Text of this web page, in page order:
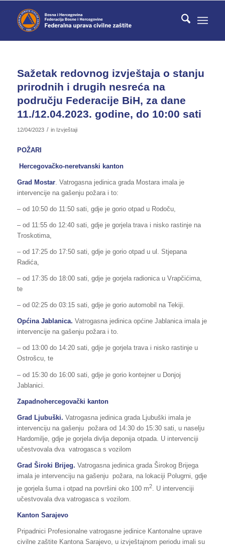
Sažetak redovnog izvještaja o stanju
prirodnih i drugih nesreća na
području Federacije BiH, za dane
11./12.04.2023. godine, do 10:00 sati
12/04/2023 / in Izvještaji
POŽARI
Hercegovačko-neretvanski kanton
Grad Mostar. Vatrogasna jedinica grada Mostara imala je
intervencije na gašenju požara i to:
– od 10:50 do 11:50 sati, gdje je gorio otpad u Rodoču,
– od 11:55 do 12:40 sati, gdje je gorjela trava i nisko rastinje na
Troskotima,
– od 17:25 do 17:50 sati, gdje je gorio otpad u ul. Stjepana
Radića,
– od 17:35 do 18:00 sati, gdje je gorjela radionica u Vrapčićima,
te
– od 02:25 do 03:15 sati, gdje je gorio automobil na Tekiji.
Općina Jablanica. Vatrogasna jedinica općine Jablanica imala je
intervencije na gašenju požara i to.
– od 13:00 do 14:20 sati, gdje je gorjela trava i nisko rastinje u
Ostrošcu, te
– od 15:30 do 16:00 sati, gdje je gorio kontejner u Donjoj
Jablanici.
Zapadnohercegovački kanton
Grad Ljubuški. Vatrogasna jedinica grada Ljubuški imala je
intervenciju na gašenju
požara od 14:30 do 15:30 sati, u naselju
Hardomilje, gdje je gorjela divlja deponija otpada. U intervenciji
učestvovala dva vatrogasca s vozilom
Grad Široki Brijeg. Vatrogasna jedinica grada Širokog Brijega
imala je intervenciju na gašenju
požara, na lokaciji Polugrni, gdje
je gorjela šuma i otpad na površini oko 100 m2. U intervenciji
učestvovala dva vatrogasca s vozilom.
Kanton Sarajevo
Pripadnici Profesionalne vatrogasne jedinice Kantonalne uprave
civilne zaštite Kantona Sarajevo, u izvještajnom periodu imali su